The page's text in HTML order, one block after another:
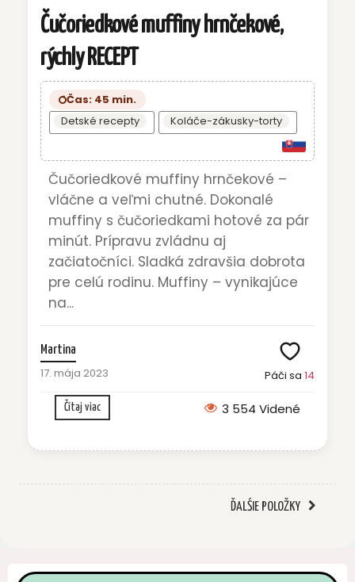
Čučoriedkové muffiny hrnčekové,
rýchly RECEPT
Čas: 45 min.
Detské recepty
Koláče-zákusky-torty
Čučoriedkové muffiny hrnčekové –
vláčne a veľmi chutné. Dokonalé
muffiny s čučoriedkami hotové za pár
minút. Prípravu zvládnu aj
začiatočníci. Sladká zdravšia dobrota
pre celú rodinu. Muffiny – vynikajúce
na...
Martina
17. mája 2023 Páči sa 14
Čítaj viac 3 554 Videné
ĎALŚIE POLOŽKY